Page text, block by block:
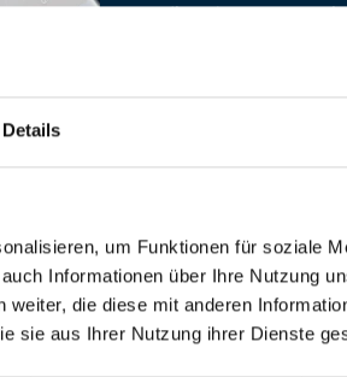
Details
um Funktionen für soziale
Informationen über Ihre Nutzung
die diese mit anderen
sie aus Ihrer Nutzung ihrer Dienste
diese bequem an
Broschüre